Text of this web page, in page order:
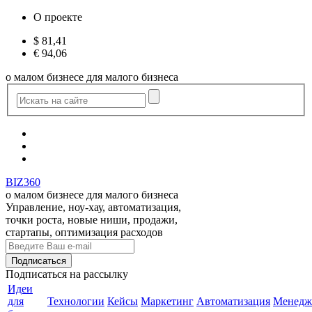
О проекте
$ 81,41
€ 94,06
о малом бизнесе для малого бизнеса
BIZ360
о малом бизнесе для малого бизнеса
Управление, ноу-хау, автоматизация,
точки роста, новые ниши, продажи,
стартапы, оптимизация расходов
Подписаться на рассылку
Идеи
для
Технологии Кейсы Маркетинг Автоматизация